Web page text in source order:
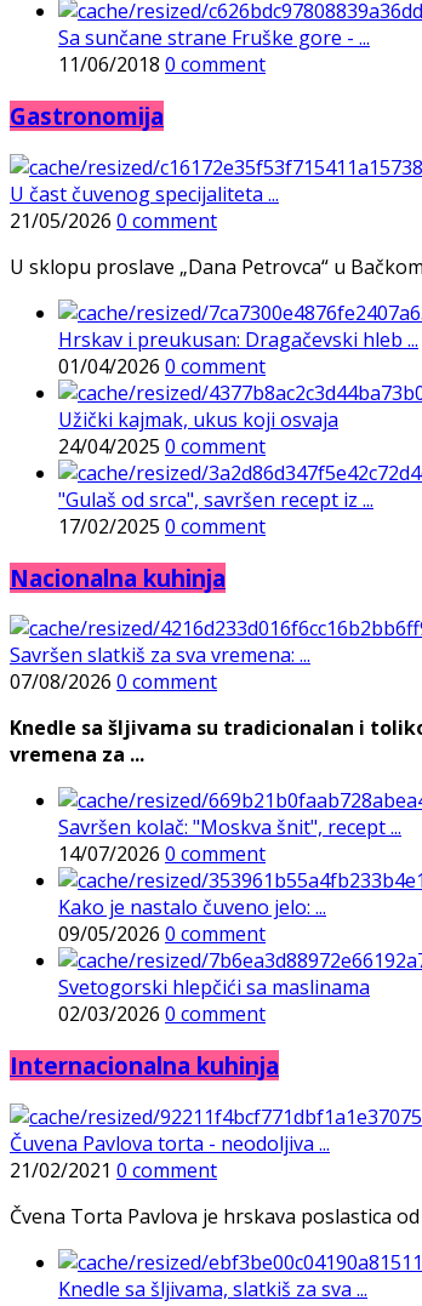
Sa sunčane strane Fruške gore - ...
11/06/2018 0 comment
Gastronomija
U čast čuvenog specijaliteta ...
21/05/2026 0 comment
U sklopu proslave „Dana Petrovca“ u
Hrskav i preukusan: Dragačevski hleb ...
01/04/2026 0 comment
Užički kajmak, ukus koji osvaja
24/04/2025 0 comment
"Gulaš od srca", savršen recept iz ...
17/02/2025 0 comment
Nacionalna kuhinja
Savršen slatkiš za sva vremena: ...
07/08/2026 0 comment
Knedle sa šljivama su tradicionalan i
vremena za ...
Savršen kolač: "Moskva šnit", recept ...
14/07/2026 0 comment
Kako je nastalo čuveno jelo: ...
09/05/2026 0 comment
Svetogorski hlepčići sa maslinama
02/03/2026 0 comment
Internacionalna kuhinja
Čuvena Pavlova torta - neodoljiva ...
21/02/2021 0 comment
Čvena Torta Pavlova je hrskava poslastica
Knedle sa šljivama, slatkiš za sva ...